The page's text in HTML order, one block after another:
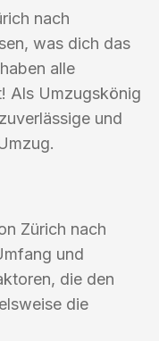
nach
was dich das
alle
Als Umzugskönig
und
Zürich nach
und
die den
die